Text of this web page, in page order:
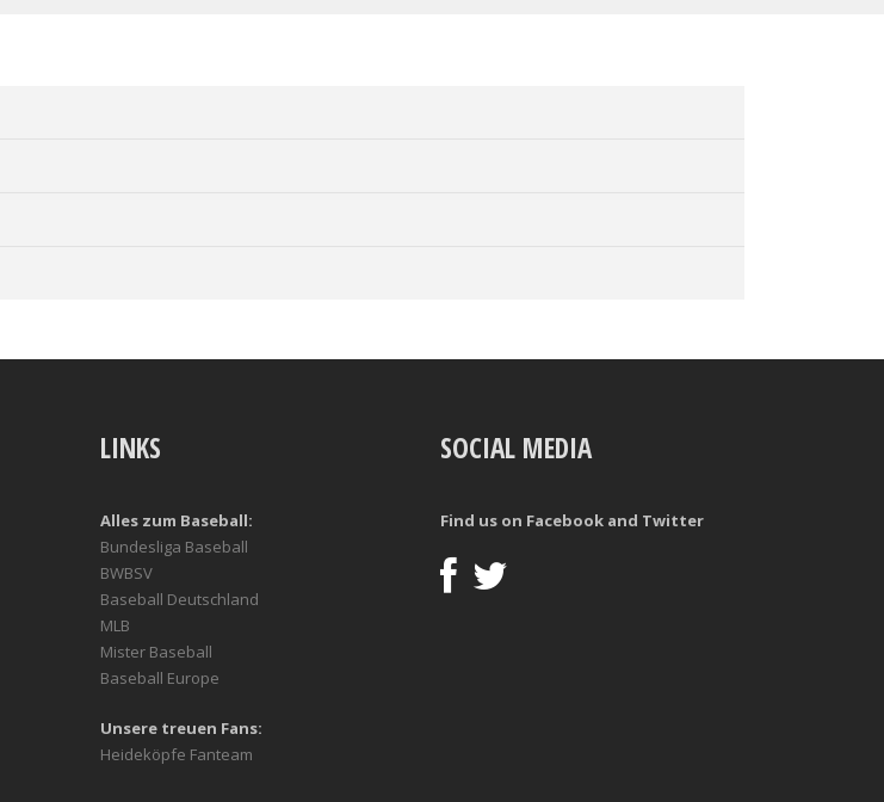
LINKS
Alles zum Baseball:
Bundesliga Baseball
BWBSV
Baseball Deutschland
MLB
Mister Baseball
Baseball Europe
Unsere treuen Fans:
Heideköpfe Fanteam
SOCIAL MEDIA
Find us on Facebook and Twitter